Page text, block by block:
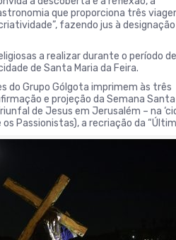
que proporciona três
fazendo jus à
a realizar durante o período de
de Santa Maria da Feira.
do Grupo Gólgota imprimem às três
e projeção da Semana Santa
de Jesus em Jerusalém – na
Passionistas), a recriação da